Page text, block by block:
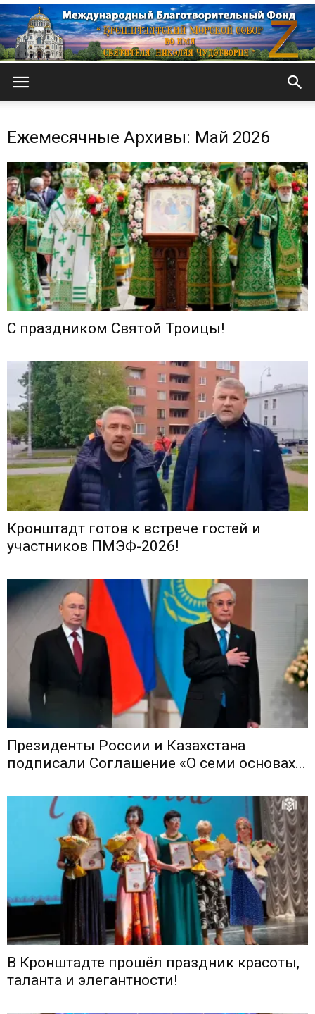
собор
Ежемесячные Архивы: Май 2026
С праздником Святой Троицы!
Кронштадт готов к встрече гостей и
участников ПМЭФ-2026!
Президенты России и Казахстана
подписали Соглашение «О семи основах...
В Кронштадте прошёл праздник красоты,
таланта и элегантности!